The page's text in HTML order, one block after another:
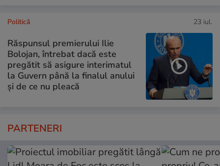
Politică 23 iul.
Răspunsul premierului Ilie
Bolojan, întrebat dacă este
pregătit să asigure interimatul
la Guvern până la finalul anului
și de ce nu pleacă
PARTENERI